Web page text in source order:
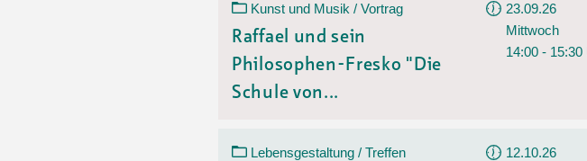
Kunst und Musik / Vortrag
Raffael und sein
Philosophen-Fresko "Die
Schule von...
23.09.26
Mittwoch
14:00 - 15:30
Lebensgestaltung / Treffen
12.10.26